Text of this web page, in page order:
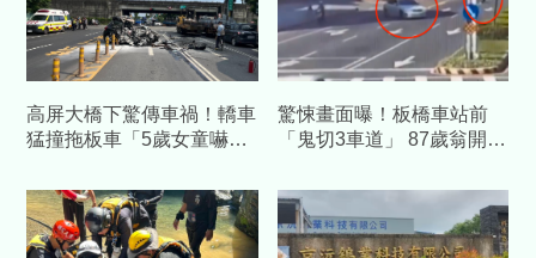
高屏大橋下驚傳車禍！轎車
猛撞拖板車「5歲女童嚇
驚悚畫面曝！板橋車站前
「鬼切3車道」 87歲翁開